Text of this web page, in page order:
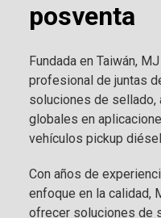
posventa
Fundada en Taiwán,
profesional de juntas
soluciones de sellado,
globales en
vehículos pickup
Con años de
enfoque en la calidad,
ofrecer soluciones de